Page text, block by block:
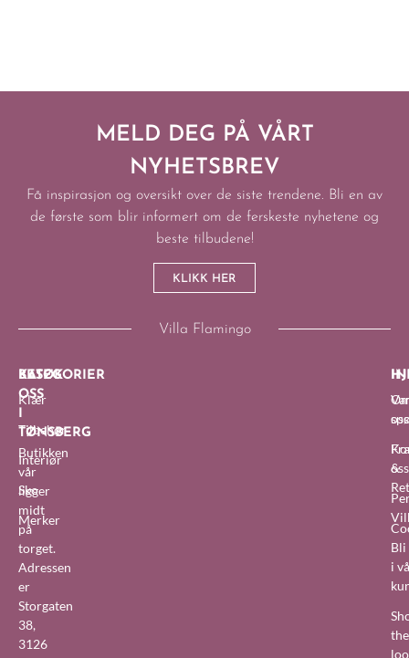
MELD DEG PÅ VÅRT
NYHETSBREV
Få inspirasjon og oversikt over de siste trendene. Bli en av
de første som blir informert om de ferskeste nyhetene og
beste tilbudene!
KLIKK HER
Villa Flamingo
BESØK
OSS
TØNSBERG
Butikken
vår
ligger
midt
på
torget.
Adressen
er
Storgaten
38,
3126
KATEGORIER
Klær
Tilbehør
Interiør
Sko
Merker
oss
&
Bli
i
the
oss